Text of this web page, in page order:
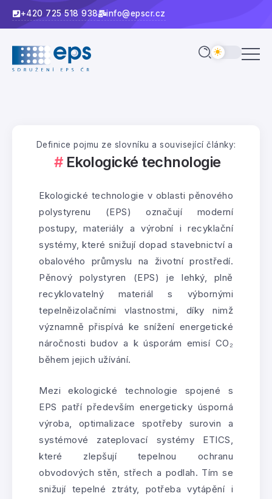
+420 725 518 938 info@epscr.cz
Definice pojmu ze slovníku a související články:
Ekologické technologie
Ekologické technologie v oblasti pěnového
polystyrenu (EPS) označují moderní
postupy, materiály a výrobní i recyklační
systémy, které snižují dopad stavebnictví a
obalového průmyslu na životní prostředí.
Pěnový polystyren (EPS) je lehký, plně
recyklovatelný materiál s výbornými
tepelněizolačními vlastnostmi, díky nimž
významně přispívá ke snížení energetické
náročnosti budov a k úsporám emisí CO₂
během jejich užívání.
Mezi ekologické technologie spojené s
EPS patří především energeticky úsporná
výroba, optimalizace spotřeby surovin a
systémové zateplovací systémy ETICS,
které zlepšují tepelnou ochranu
obvodových stěn, střech a podlah. Tím se
snižují tepelné ztráty, potřeba vytápění i